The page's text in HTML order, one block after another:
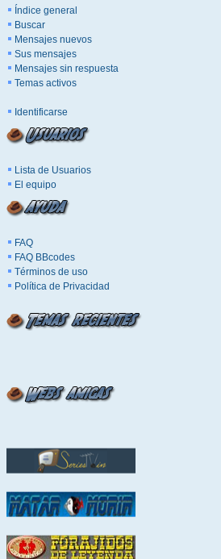
Índice general
Buscar
Mensajes nuevos
Sus mensajes
Mensajes sin respuesta
Temas activos
Identificarse
Lista de Usuarios
El equipo
FAQ
FAQ BBcodes
Términos de uso
Política de Privacidad